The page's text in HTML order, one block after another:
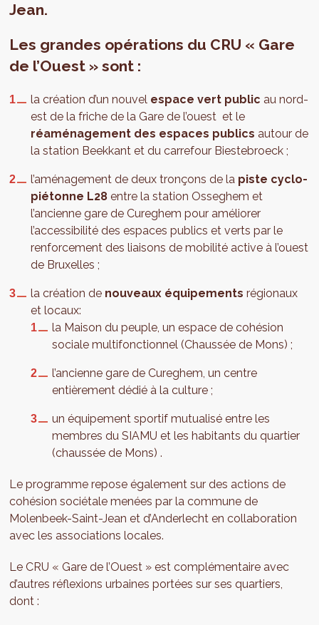
Jean.
Les grandes opérations du CRU « Gare
de l’Ouest » sont :
la création d’un nouvel espace vert public au nord-
est de la friche de la Gare de l’ouest et le
réaménagement des espaces publics autour de
la station Beekkant et du carrefour Biestebroeck ;
l’aménagement de deux tronçons de la piste cyclo-
piétonne L28 entre la station Osseghem et
l’ancienne gare de Cureghem pour améliorer
l’accessibilité des espaces publics et verts par le
renforcement des liaisons de mobilité active à l’ouest
de Bruxelles ;
la création de nouveaux équipements régionaux
et locaux:
la Maison du peuple, un espace de cohésion
sociale multifonctionnel (Chaussée de Mons) ;
l’ancienne gare de Cureghem, un centre
entièrement dédié à la culture ;
un équipement sportif mutualisé entre les
membres du SIAMU et les habitants du quartier
(chaussée de Mons) .
Le programme repose également sur des actions de
cohésion sociétale menées par la commune de
Molenbeek-Saint-Jean et d’Anderlecht en collaboration
avec les associations locales.
Le CRU « Gare de l’Ouest » est complémentaire avec
d’autres réflexions urbaines portées sur ses quartiers,
dont :